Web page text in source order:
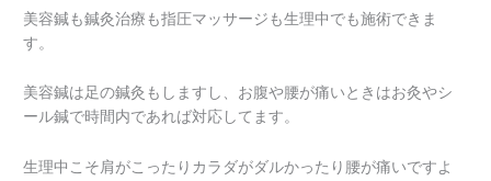
美容鍼も鍼灸治療も指圧マッサージも生理中でも施術できま
す。
美容鍼は足の鍼灸もしますし、お腹や腰が痛いときはお灸やシ
ール鍼で時間内であれば対応してます。
生理中こそ肩がこったりカラダがダルかったり腰が痛いですよ